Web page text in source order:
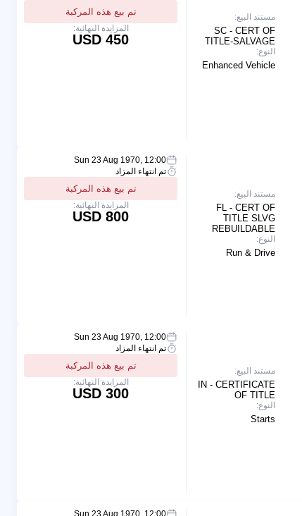
مستند البيع:
SC - CERT OF
TITLE-SALVAGE
النوع:
Enhanced Vehicle
تم بيع هذه المركبة
المزايدة النهائية:
450 USD
مستند البيع:
FL - CERT OF
TITLE SLVG
REBUILDABLE
النوع:
Run & Drive
Sun 23 Aug 1970, 12:00
تم انتهاء المزاد
تم بيع هذه المركبة
المزايدة النهائية:
800 USD
مستند البيع:
IN - CERTIFICATE
OF TITLE
النوع:
Starts
Sun 23 Aug 1970, 12:00
تم انتهاء المزاد
تم بيع هذه المركبة
المزايدة النهائية:
300 USD
Sun 23 Aug 1970, 12:00